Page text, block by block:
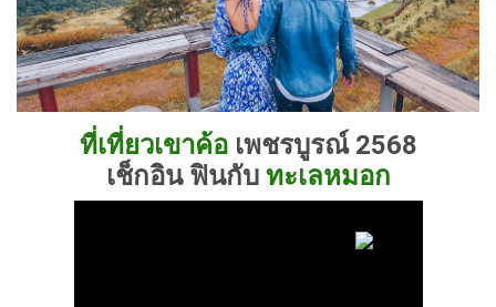
ที่เที่ยวเขาค้อ เพชรบูรณ์ 2568
เช็กอิน ฟินกับ ทะเลหมอก